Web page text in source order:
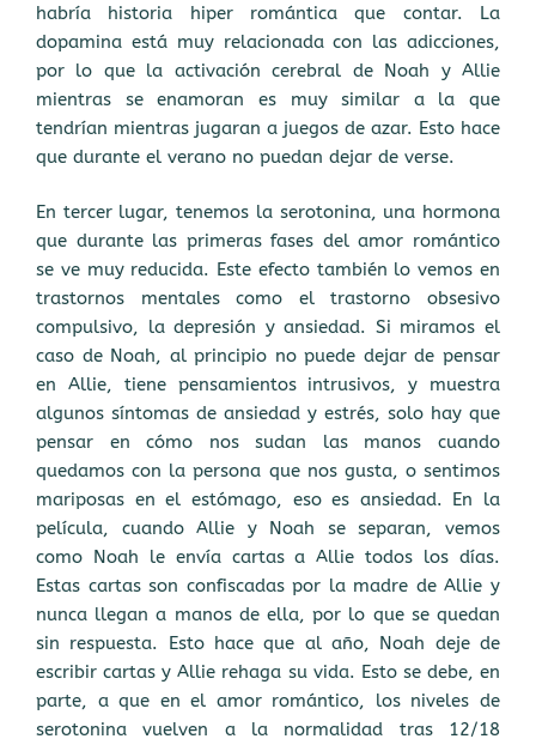
habría historia hiper romántica que contar. La
dopamina está muy relacionada con las adicciones,
por lo que la activación cerebral de Noah y Allie
mientras se enamoran es muy similar a la que
tendrían mientras jugaran a juegos de azar. Esto hace
que durante el verano no puedan dejar de verse.
En tercer lugar, tenemos la serotonina, una hormona
que durante las primeras fases del amor romántico
se ve muy reducida. Este efecto también lo vemos en
trastornos mentales como el trastorno obsesivo
compulsivo, la depresión y ansiedad. Si miramos el
caso de Noah, al principio no puede dejar de pensar
en Allie, tiene pensamientos intrusivos, y muestra
algunos síntomas de ansiedad y estrés, solo hay que
pensar en cómo nos sudan las manos cuando
quedamos con la persona que nos gusta, o sentimos
mariposas en el estómago, eso es ansiedad. En la
película, cuando Allie y Noah se separan, vemos
como Noah le envía cartas a Allie todos los días.
Estas cartas son confiscadas por la madre de Allie y
nunca llegan a manos de ella, por lo que se quedan
sin respuesta. Esto hace que al año, Noah deje de
escribir cartas y Allie rehaga su vida. Esto se debe, en
parte, a que en el amor romántico, los niveles de
serotonina vuelven a la normalidad tras 12/18